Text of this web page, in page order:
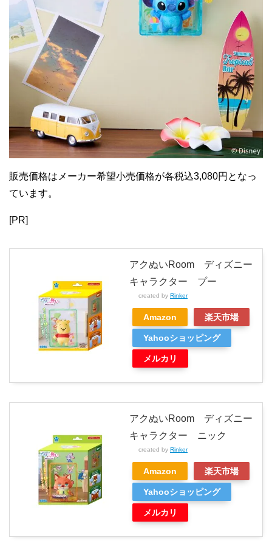
販売価格はメーカー希望小売価格が各税込3,080円となっ
ています。
[PR]
アクぬいRoom ディズニー
キャラクター プー
created by Rinker
Amazon 楽天市場
Yahooショッピング
メルカリ
アクぬいRoom ディズニー
キャラクター ニック
created by Rinker
Amazon 楽天市場
Yahooショッピング
メルカリ